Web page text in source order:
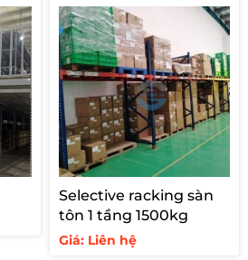
Selective racking sàn
tôn 1 tầng 1500kg
Giá: Liên hệ